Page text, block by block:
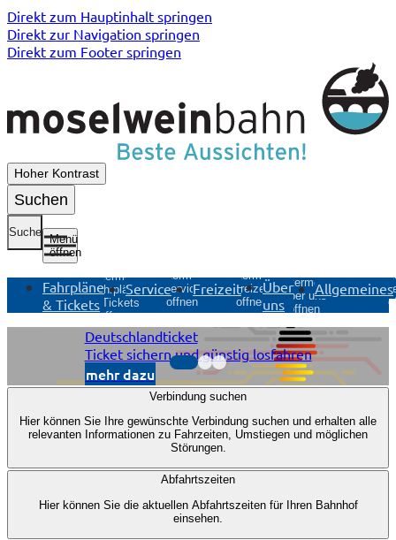
Direkt zum Hauptinhalt springen
Direkt zur Navigation springen
Direkt zum Footer springen
Hoher Kontrast
Suchen
Suche
Menü
öffnen
Fahrpläne
& Tickets
Untermenü
Fahrpläne
& Tickets
öffnen
Service
Untermenü
Service
öffnen
Freizeit
Untermenü
Freizeit
öffnen
Über
uns
Untermenü
Über uns
öffnen
Allgemeines
Deutschlandticket
Ticket sichern und günstig losfahren
mehr dazu
Anzeige
von
Verbindung suchen
Hier können Sie Ihre gewünschte Verbindung suchen und erhalten alle
relevanten Informationen zu Fahrzeiten, Umstiegen und möglichen
Störungen.
Abfahrtszeiten
Hier können Sie die aktuellen Abfahrtszeiten für Ihren Bahnhof
einsehen.